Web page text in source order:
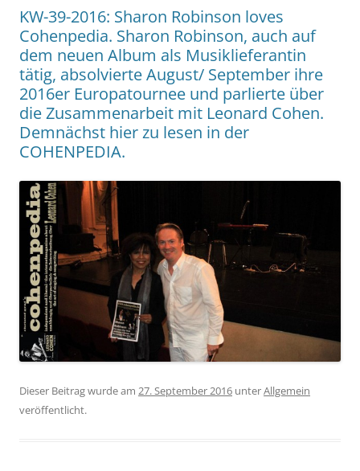
KW-39-2016: Sharon Robinson loves
Cohenpedia. Sharon Robinson, auch auf
dem neuen Album als Musiklieferantin
tätig, absolvierte August/ September ihre
2016er Europatournee und parlierte über
die Zusammenarbeit mit Leonard Cohen.
Demnächst hier zu lesen in der
COHENPEDIA.
Dieser Beitrag wurde am 27. September 2016 unterAllgemein
veröffentlicht.